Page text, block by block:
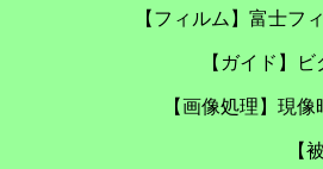
【フィルム】富士
【ガイド】
【画像処理】現
【